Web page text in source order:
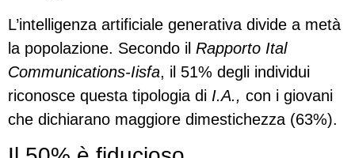
L’intelligenza artificiale generativa divide a metà
la popolazione. Secondo il Rapporto Ital
Communications-Iisfa, il 51% degli individui
riconosce questa tipologia di I.A., con i giovani
che dichiarano maggiore dimestichezza (63%).